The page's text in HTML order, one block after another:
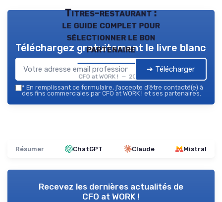
Titres-restaurant :
le guide complet pour
sélectionner le bon
partenaire
CFO at WORK ! — 2026
Téléchargez gratuitement le livre blanc
➔ Télécharger
* En remplissant ce formulaire, j’accepte d’être contacté(e) à
des fins commerciales par CFO at WORK ! et ses partenaires.
Résumer ChatGPT Claude Mistral
Recevez les dernières actualités de
CFO at WORK !